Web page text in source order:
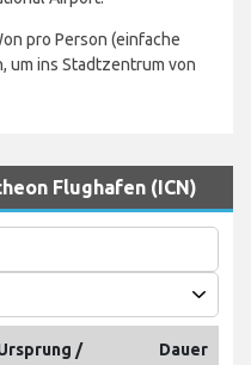
pro Person (einfache
um ins Stadtzentrum von
Flughafen (ICN)
/
Dauer